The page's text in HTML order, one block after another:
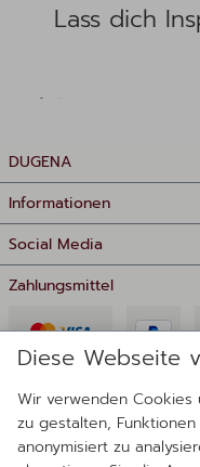
Lass dich
DUGENA
Informationen
Social Media
Zahlungsmittel
Lieferanten
Diese Webseite
Wir verwenden Cookies
zu gestalten,
anonymisiert zu